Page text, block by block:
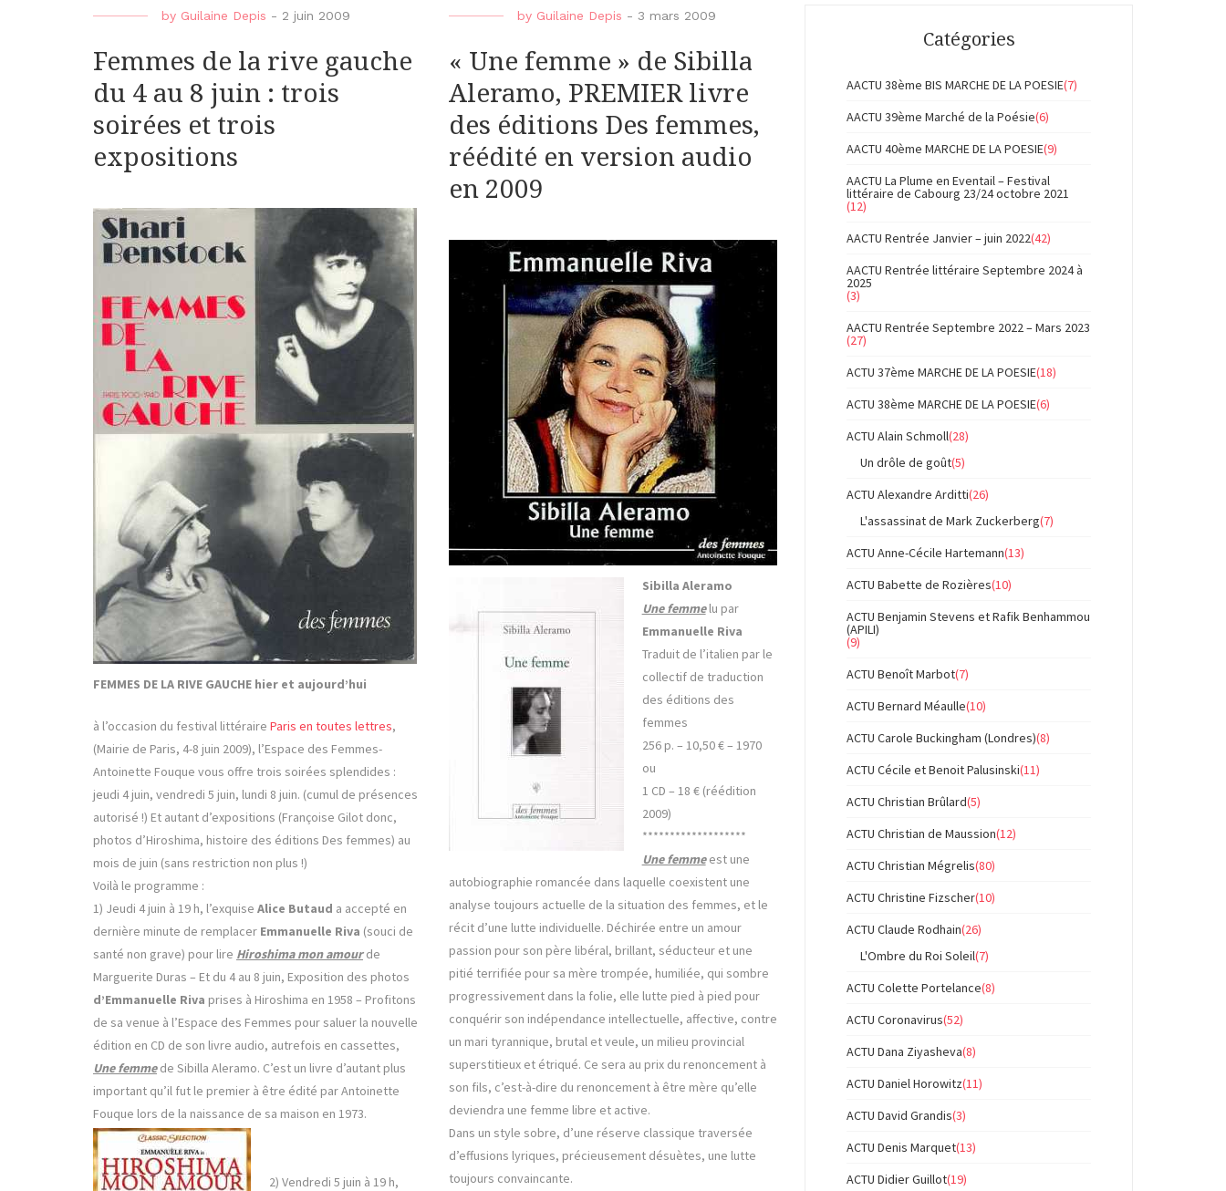
by Guilaine Depis - 2 juin 2009
Femmes de la rive gauche
du 4 au 8 juin : trois
soirées et trois
expositions
FEMMES DE LA RIVE GAUCHE hier et aujourd’hui
à l’occasion du festival littéraire Paris en toutes lettres,
(Mairie de Paris, 4-8 juin 2009), l’Espace des Femmes-
Antoinette Fouque vous offre trois soirées splendides :
jeudi 4 juin, vendredi 5 juin, lundi 8 juin. (cumul de présences
autorisé !) Et autant d’expositions (Françoise Gilot donc,
photos d’Hiroshima, histoire des éditions Des femmes) au
mois de juin (sans restriction non plus !)
Voilà le programme :
1) Jeudi 4 juin à 19 h, l’exquise Alice Butaud a accepté en
dernière minute de remplacer Emmanuelle Riva (souci de
santé non grave) pour lire Hiroshima mon amourde
Marguerite Duras – Et du 4 au 8 juin, Exposition des photos
d’Emmanuelle Riva prises à Hiroshima en 1958 – Profitons
de sa venue à l’Espace des Femmes pour saluer la nouvelle
édition en CD de son livre audio, autrefois en cassettes,
Une femmede Sibilla Aleramo. C’est un livre d’autant plus
important qu’il fut le premier à être édité par Antoinette
Fouque lors de la naissance de sa maison en 1973.
2) Vendredi 5 juin à 19 h,
by Guilaine Depis - 3 mars 2009
« Une femme » de Sibilla
Aleramo, PREMIER livre
des éditions Des femmes,
réédité en version audio
en 2009
Sibilla Aleramo
Une femmelu par
Emmanuelle Riva
Traduit de l’italien par le
collectif de traduction
des éditions des
femmes
256 p. – 10,50 € – 1970
ou
1 CD – 18 € (réédition
2009)
*******************
Une femmeest une
autobiographie romancée dans laquelle coexistent une
analyse toujours actuelle de la situation des femmes, et le
récit d’une lutte individuelle. Déchirée entre un amour
passion pour son père libéral, brillant, séducteur et une
pitié terrifiée pour sa mère trompée, humiliée, qui sombre
progressivement dans la folie, elle lutte pied à pied pour
conquérir son indépendance intellectuelle, affective, contre
un mari tyrannique, brutal et veule, un milieu provincial
superstitieux et étriqué. Ce sera au prix du renoncement à
son fils, c’est-à-dire du renoncement à être mère qu’elle
deviendra une femme libre et active.
Dans un style sobre, d’une réserve classique traversée
d’effusions lyriques, précieusement désuètes, une lutte
toujours convaincante.
Catégories
AACTU 38ème BIS MARCHE DE LA POESIE(7)
AACTU 39ème Marché de la Poésie(6)
AACTU 40ème MARCHE DE LA POESIE(9)
AACTU La Plume en Eventail – Festival
littéraire de Cabourg 23/24 octobre 2021
(12)
AACTU Rentrée Janvier – juin 2022(42)
AACTU Rentrée littéraire Septembre 2024 à
2025
(3)
AACTU Rentrée Septembre 2022 – Mars 2023
(27)
ACTU 37ème MARCHE DE LA POESIE(18)
ACTU 38ème MARCHE DE LA POESIE(6)
ACTU Alain Schmoll(28)
Un drôle de goût(5)
ACTU Alexandre Arditti(26)
L'assassinat de Mark Zuckerberg(7)
ACTU Anne-Cécile Hartemann(13)
ACTU Babette de Rozières(10)
ACTU Benjamin Stevens et Rafik Benhammou
(APILI)
(9)
ACTU Benoît Marbot(7)
ACTU Bernard Méaulle(10)
ACTU Carole Buckingham (Londres)(8)
ACTU Cécile et Benoit Palusinski(11)
ACTU Christian Brûlard(5)
ACTU Christian de Maussion(12)
ACTU Christian Mégrelis(80)
ACTU Christine Fizscher(10)
ACTU Claude Rodhain(26)
L'Ombre du Roi Soleil(7)
ACTU Colette Portelance(8)
ACTU Coronavirus(52)
ACTU Dana Ziyasheva(8)
ACTU Daniel Horowitz(11)
ACTU David Grandis(3)
ACTU Denis Marquet(13)
ACTU Didier Guillot(19)